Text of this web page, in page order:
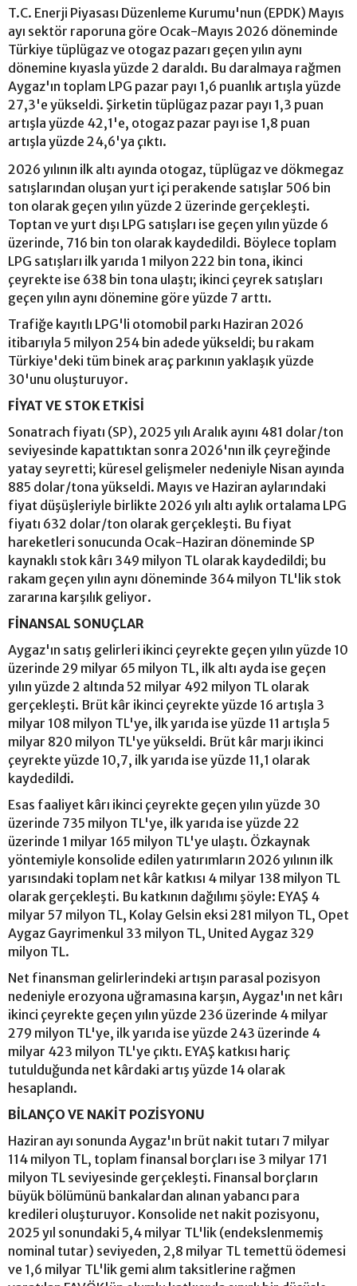
T.C. Enerji Piyasası Düzenleme Kurumu'nun (EPDK) Mayıs
ayı sektör raporuna göre Ocak-Mayıs 2026 döneminde
Türkiye tüplügaz ve otogaz pazarı geçen yılın aynı
dönemine kıyasla yüzde 2 daraldı. Bu daralmaya rağmen
Aygaz'ın toplam LPG pazar payı 1,6 puanlık artışla yüzde
27,3'e yükseldi. Şirketin tüplügaz pazar payı 1,3 puan
artışla yüzde 42,1'e, otogaz pazar payı ise 1,8 puan
artışla yüzde 24,6'ya çıktı.
2026 yılının ilk altı ayında otogaz, tüplügaz ve dökmegaz
satışlarından oluşan yurt içi perakende satışlar 506 bin
ton olarak geçen yılın yüzde 2 üzerinde gerçekleşti.
Toptan ve yurt dışı LPG satışları ise geçen yılın yüzde 6
üzerinde, 716 bin ton olarak kaydedildi. Böylece toplam
LPG satışları ilk yarıda 1 milyon 222 bin tona, ikinci
çeyrekte ise 638 bin tona ulaştı; ikinci çeyrek satışları
geçen yılın aynı dönemine göre yüzde 7 arttı.
Trafiğe kayıtlı LPG'li otomobil parkı Haziran 2026
itibarıyla 5 milyon 254 bin adede yükseldi; bu rakam
Türkiye'deki tüm binek araç parkının yaklaşık yüzde
30'unu oluşturuyor.
FİYAT VE STOK ETKİSİ
Sonatrach fiyatı (SP), 2025 yılı Aralık ayını 481 dolar/ton
seviyesinde kapattıktan sonra 2026'nın ilk çeyreğinde
yatay seyretti; küresel gelişmeler nedeniyle Nisan ayında
885 dolar/tona yükseldi. Mayıs ve Haziran aylarındaki
fiyat düşüşleriyle birlikte 2026 yılı altı aylık ortalama LPG
fiyatı 632 dolar/ton olarak gerçekleşti. Bu fiyat
hareketleri sonucunda Ocak-Haziran döneminde SP
kaynaklı stok kârı 349 milyon TL olarak kaydedildi; bu
rakam geçen yılın aynı döneminde 364 milyon TL'lik stok
zararına karşılık geliyor.
FİNANSAL SONUÇLAR
Aygaz'ın satış gelirleri ikinci çeyrekte geçen yılın yüzde 10
üzerinde 29 milyar 65 milyon TL, ilk altı ayda ise geçen
yılın yüzde 2 altında 52 milyar 492 milyon TL olarak
gerçekleşti. Brüt kâr ikinci çeyrekte yüzde 16 artışla 3
milyar 108 milyon TL'ye, ilk yarıda ise yüzde 11 artışla 5
milyar 820 milyon TL'ye yükseldi. Brüt kâr marjı ikinci
çeyrekte yüzde 10,7, ilk yarıda ise yüzde 11,1 olarak
kaydedildi.
Esas faaliyet kârı ikinci çeyrekte geçen yılın yüzde 30
üzerinde 735 milyon TL'ye, ilk yarıda ise yüzde 22
üzerinde 1 milyar 165 milyon TL'ye ulaştı. Özkaynak
yöntemiyle konsolide edilen yatırımların 2026 yılının ilk
yarısındaki toplam net kâr katkısı 4 milyar 138 milyon TL
olarak gerçekleşti. Bu katkının dağılımı şöyle: EYAŞ 4
milyar 57 milyon TL, Kolay Gelsin eksi 281 milyon TL, Opet
Aygaz Gayrimenkul 33 milyon TL, United Aygaz 329
milyon TL.
Net finansman gelirlerindeki artışın parasal pozisyon
nedeniyle erozyona uğramasına karşın, Aygaz'ın net kârı
ikinci çeyrekte geçen yılın yüzde 236 üzerinde 4 milyar
279 milyon TL'ye, ilk yarıda ise yüzde 243 üzerinde 4
milyar 423 milyon TL'ye çıktı. EYAŞ katkısı hariç
tutulduğunda net kârdaki artış yüzde 14 olarak
hesaplandı.
BİLANÇO VE NAKİT POZİSYONU
Haziran ayı sonunda Aygaz'ın brüt nakit tutarı 7 milyar
114 milyon TL, toplam finansal borçları ise 3 milyar 171
milyon TL seviyesinde gerçekleşti. Finansal borçların
büyük bölümünü bankalardan alınan yabancı para
kredileri oluşturuyor. Konsolide net nakit pozisyonu,
2025 yıl sonundaki 5,4 milyar TL'lik (endekslenmemiş
nominal tutar) seviyeden, 2,8 milyar TL temettü ödemesi
ve 1,6 milyar TL'lik gemi alım taksitlerine rağmen